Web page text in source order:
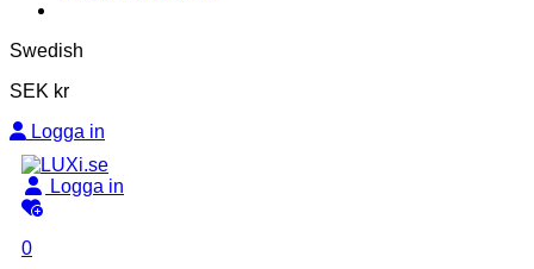
Swedish
SEK kr
Logga in
Logga in
0